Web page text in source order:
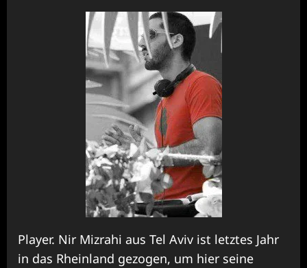
Player. Nir Mizrahi aus Tel Aviv ist letztes Jahr
in das Rheinland gezogen, um hier seine